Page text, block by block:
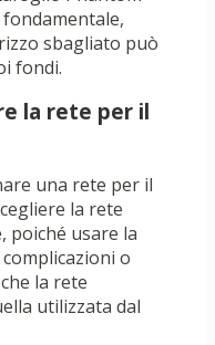
sbagliato può
fondi.
la rete per il
una rete per il
la rete
poiché usare la
o
la rete
utilizzata dal